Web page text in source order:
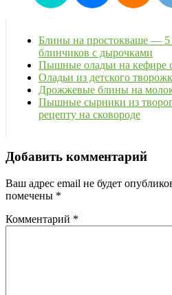
Блины на простокваше — 5
блинчиков с дырочками
Пышные оладьи на кефире
Оладьи из детского
Дрожжевые блины на
Пышные сырники из
рецепту на сковороде
Добавить комментарий
Ваш адрес email не будет
помечены *
Комментарий *